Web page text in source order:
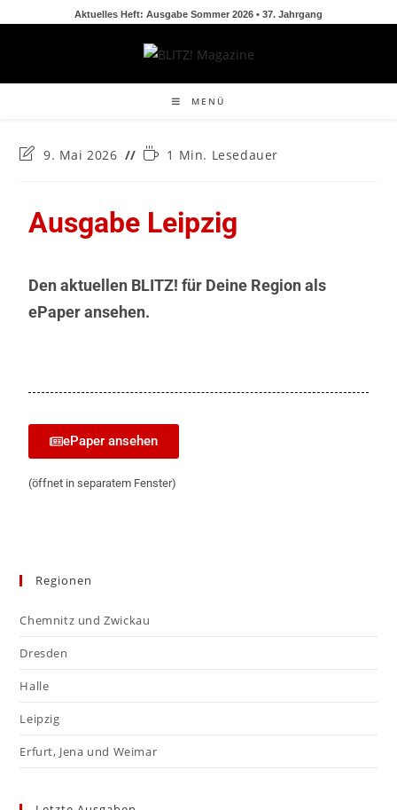
Aktuelles Heft: Ausgabe Sommer 2026 • 37. Jahrgang
MENÜ
9. Mai 2026 1 Min. Lesedauer
Ausgabe Leipzig
Den aktuellen BLITZ! für Deine Region als
ePaper ansehen.
ePaper ansehen
(öffnet in separatem Fenster)
Regionen
Chemnitz und Zwickau
Dresden
Halle
Leipzig
Erfurt, Jena und Weimar